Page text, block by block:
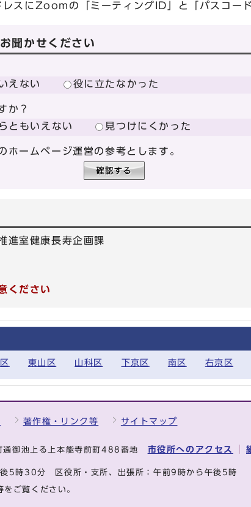
レスにZoomの「ミーティングID」と「パスコー
聞かせください
えない 役に立たなかった
か？
ともいえない 見つけにくかった
ホームページ運営の参考とします。
進室健康長寿企画課
ください
東山区 山科区 下京区 南区 右京区
著作権・リンク等 サイトマップ
御池上る上本能寺前町488番地 市役所へのアクセス
後5時30分 区役所・支所、出張所：午前9時から午後5時
ご覧ください。